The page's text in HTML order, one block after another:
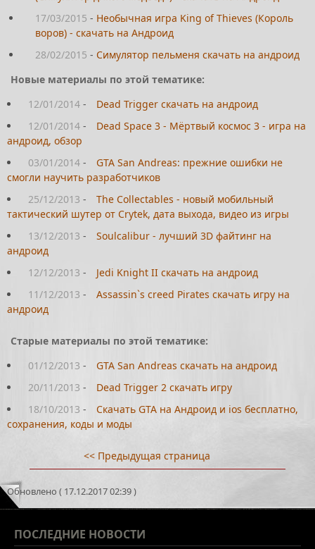
17/03/2015 - Необычная игра King of Thieves (Король
воров) - скачать на Андроид
28/02/2015 - Симулятор пельменя скачать на андроид
Новые материалы по этой тематике:
12/01/2014 -
Dead Trigger скачать на андроид
12/01/2014 -
Dead Space 3 - Мёртвый космос 3 - игра на
андроид, обзор
03/01/2014 -
GTA San Andreas: прежние ошибки не
смогли научить разработчиков
25/12/2013 -
The Collectables - новый мобильный
тактический шутер от Crytek, дата выхода, видео из игры
13/12/2013 -
Soulcalibur - лучший 3D файтинг на
андроид
12/12/2013 -
Jedi Knight II скачать на андроид
11/12/2013 -
Assassin`s creed Pirates скачать игру на
андроид
Старые материалы по этой тематике:
01/12/2013 -
GTA San Andreas скачать на андроид
20/11/2013 -
Dead Trigger 2 скачать игру
18/10/2013 -
Скачать GTA на Андроид и ios бесплатно,
сохранения, коды и моды
<< Предыдущая страница
Обновлено ( 17.12.2017 02:39 )
ПОСЛЕДНИЕ НОВОСТИ